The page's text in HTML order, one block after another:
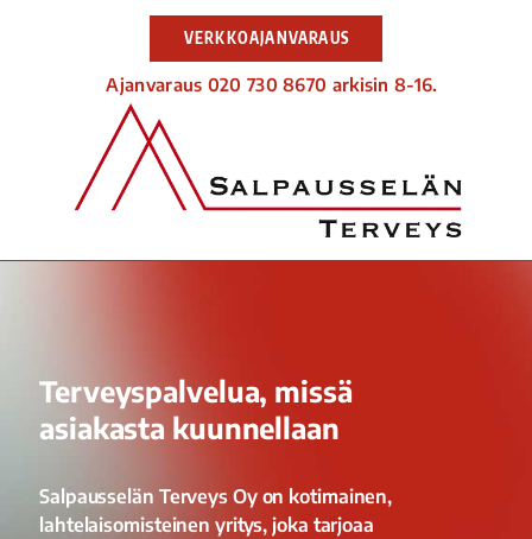
VERKKOAJANVARAUS
Ajanvaraus 020 730 8670 arkisin 8-16.
Terveyspalvelua, missä
asiakasta kuunnellaan
Salpausselän Terveys Oy on kotimainen,
lahtelaisomisteinen yritys, joka tarjoaa